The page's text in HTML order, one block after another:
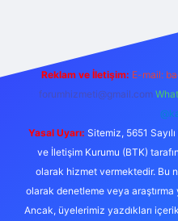
Reklam ve İletişim: E-mail:
forumhizmeti@gmail.com
Yasal Uyarı: Sitemiz, 5651
ve İletişim Kurumu (BTK)
olarak hizmet vermektedir. Bu
olarak denetleme veya
Ancak, üyelerimiz yazdıkları